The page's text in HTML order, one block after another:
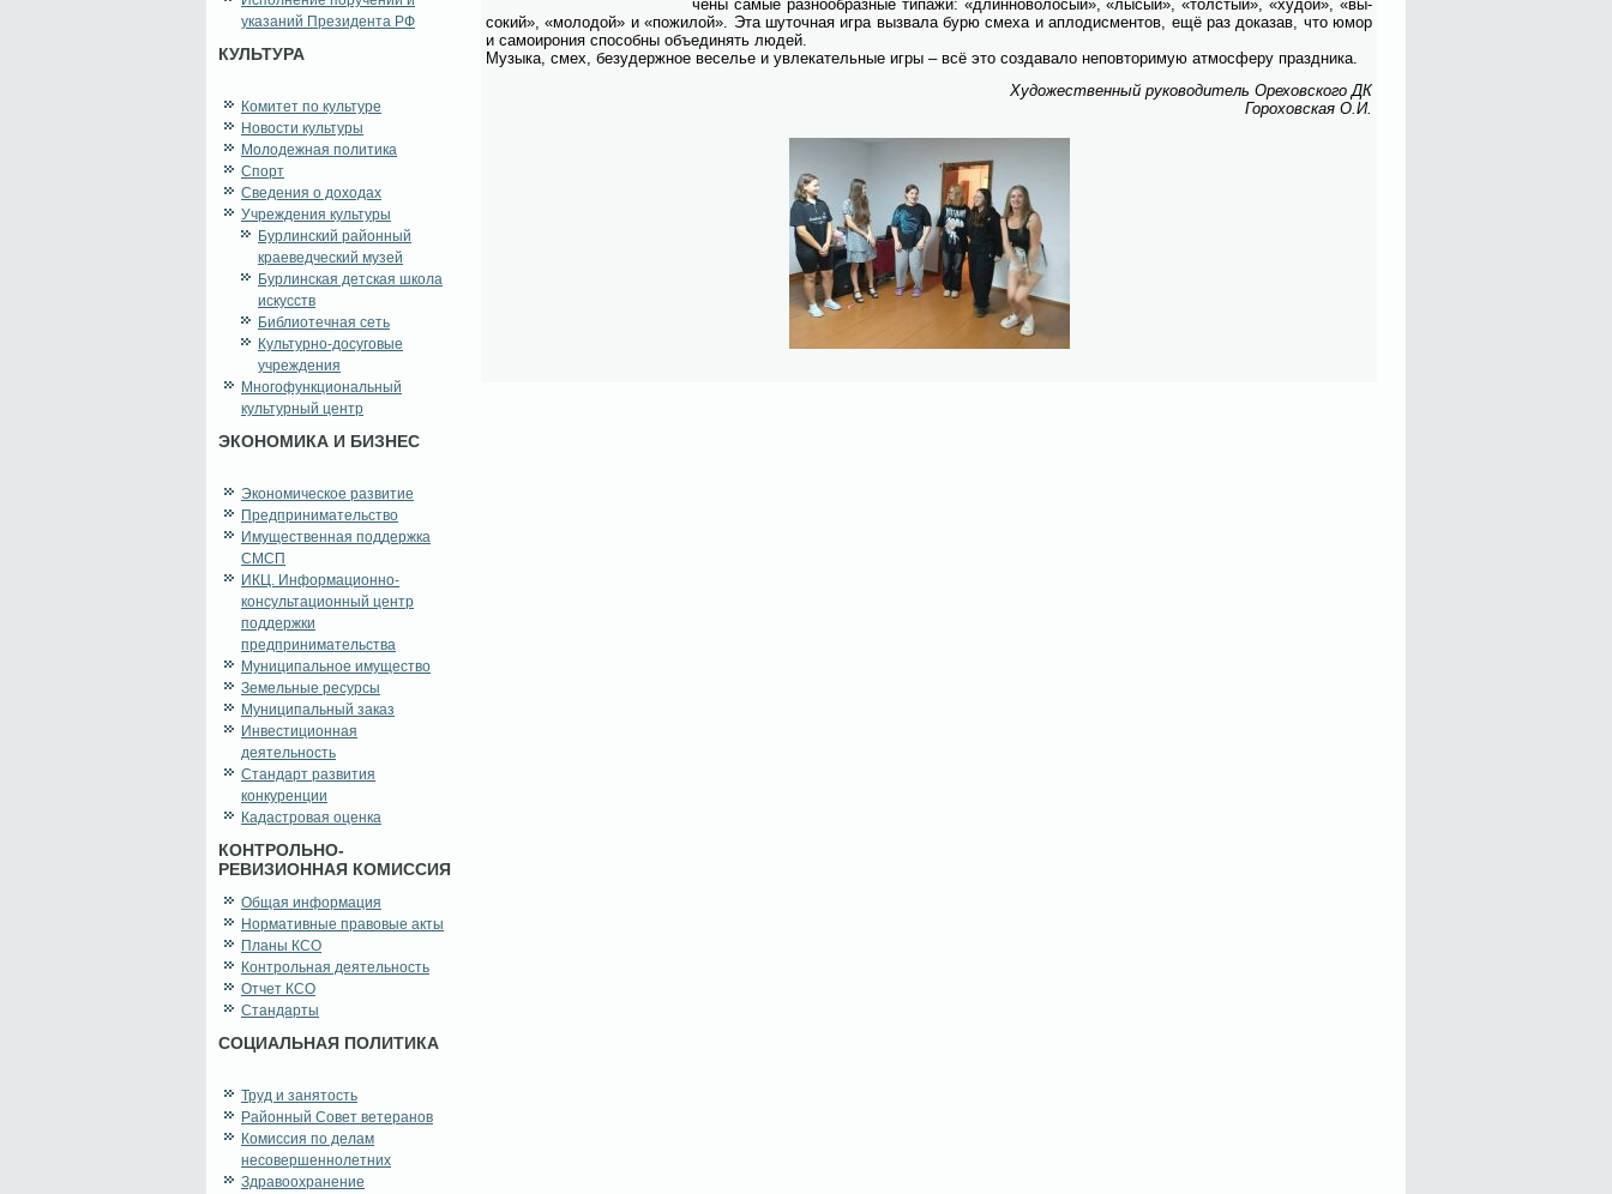
указаний Президента РФ
КУЛЬТУРА
Комитет по культуре
Новости культуры
Молодежная политика
Спорт
Сведения о доходах
Учреждения культуры
Бурлинский районный
краеведческий музей
Бурлинская детская школа
искусств
Библиотечная сеть
Культурно-досуговые
учреждения
Многофункциональный
культурный центр
ЭКОНОМИКА И БИЗНЕС
Экономическое развитие
Предпринимательство
Имущественная поддержка
СМСП
ИКЦ. Информационно-
консультационный центр
поддержки
предпринимательства
Муниципальное имущество
Земельные ресурсы
Муниципальный заказ
Инвестиционная
деятельность
Стандарт развития
конкуренции
Кадастровая оценка
КОНТРОЛЬНО-
РЕВИЗИОННАЯ КОМИССИЯ
Общая информация
Нормативные правовые акты
Планы КСО
Контрольная деятельность
Отчет КСО
Стандарты
СОЦИАЛЬНАЯ ПОЛИТИКА
Труд и занятость
Районный Совет ветеранов
Комиссия по делам
несовершеннолетних
Здравоохранение
че­ны са­мые раз­но­об­раз­ные ти­па­жи: «длин­но­во­ло­сый», «лы­сый», «тол­стый», «ху­дой», «вы­
со­кий», «мо­ло­дой» и «по­жи­лой». Эта шу­точ­ная иг­ра вы­зва­ла бу­рю сме­ха и ап­ло­дис­мен­тов, ещё раз до­ка­зав, что юмор
и са­мо­иро­ния спо­соб­ны объ­еди­нять лю­дей.
Му­зы­ка, смех, без­удерж­ное ве­се­лье и увле­ка­тель­ные иг­ры – всё это со­зда­ва­ло не­по­вто­ри­мую ат­мо­сфе­ру празд­ни­ка.
Ху­до­же­ствен­ный ру­ко­во­ди­тель Оре­хов­ско­го ДК
Го­ро­хов­ская О.И.